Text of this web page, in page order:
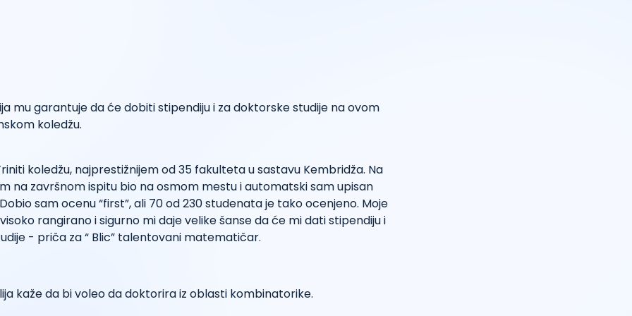
mu garantuje da će dobiti stipendiju i za doktorske studije na ovom
koledžu.
koledžu, najprestižnijem od 35 fakulteta u sastavu Kembridža. Na
na završnom ispitu bio na osmom mestu i automatski sam upisan
sam ocenu “first”, ali 70 od 230 studenata je tako ocenjeno. Moje
rangirano i sigurno mi daje velike šanse da će mi dati stipendiju i
- priča za “ Blic” talentovani matematičar.
kaže da bi voleo da doktorira iz oblasti kombinatorike.